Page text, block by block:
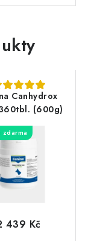
Canhydrox
(600g)
zdarma
439 Kč